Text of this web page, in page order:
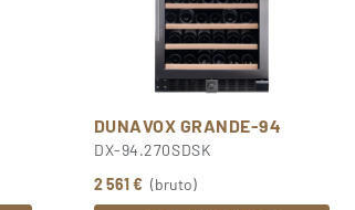
DUNAVOX GRANDE-94
DX-94.270SDSK
2 561 € (bruto)